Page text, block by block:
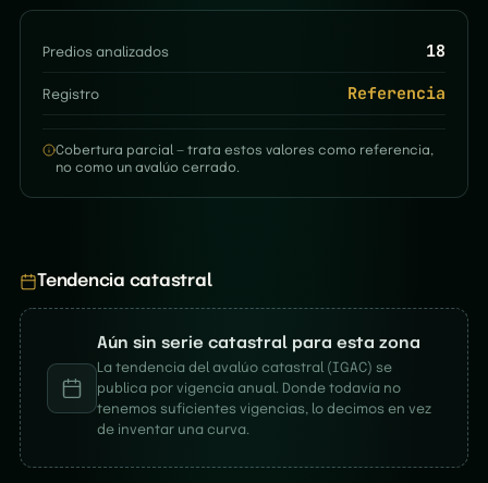
Predios analizados 18
Registro Referencia
Cobertura parcial — trata estos valores como referencia,
no como un avalúo cerrado.
Tendencia catastral
Aún sin serie catastral para esta zona
La tendencia del avalúo catastral (IGAC) se
publica por vigencia anual. Donde todavía no
tenemos suficientes vigencias, lo decimos en vez
de inventar una curva.